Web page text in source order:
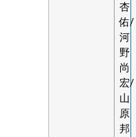
杏
佑/
河
野
尚
宏/
山
原
邦